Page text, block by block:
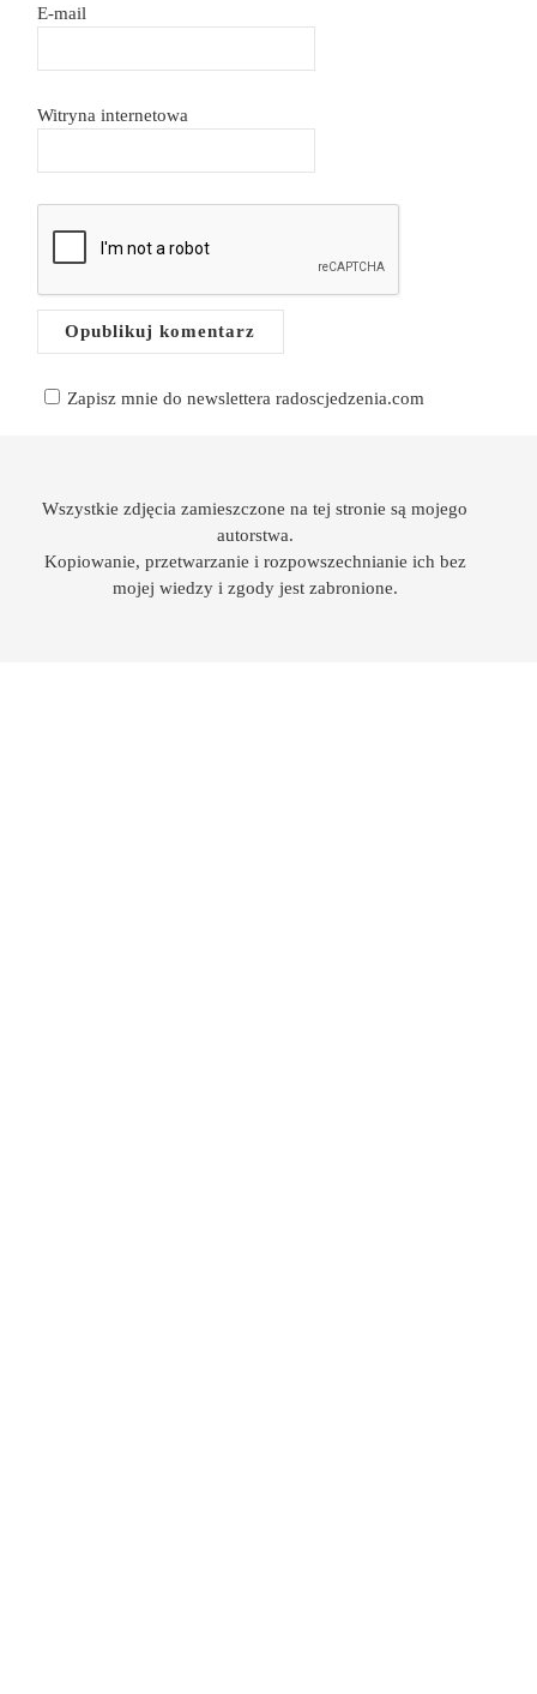
E-mail
Witryna internetowa
Zapisz mnie do newslettera radoscjedzenia.com
Wszystkie zdjęcia zamieszczone na tej stronie są mojego
autorstwa.
Kopiowanie, przetwarzanie i rozpowszechnianie ich bez
mojej wiedzy i zgody jest zabronione.